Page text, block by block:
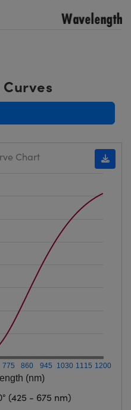
(nm)
775 860 945 1030 1115 1200
Chart
(425 - 675 nm)